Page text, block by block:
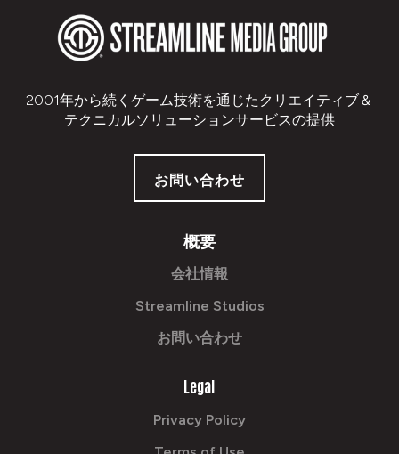
2001年から続くゲーム技術を通じたクリエイティブ＆
テクニカルソリューションサービスの提供
お問い合わせ
概要
会社情報
Streamline Studios
お問い合わせ
Legal
Privacy Policy